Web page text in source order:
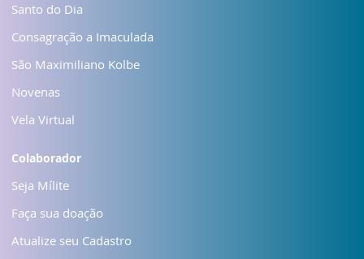
Santo do Dia
Consagração a Imaculada
São Maximiliano Kolbe
Novenas
Vela Virtual
Colaborador
Seja Mílite
Faça sua doação
Atualize seu Cadastro